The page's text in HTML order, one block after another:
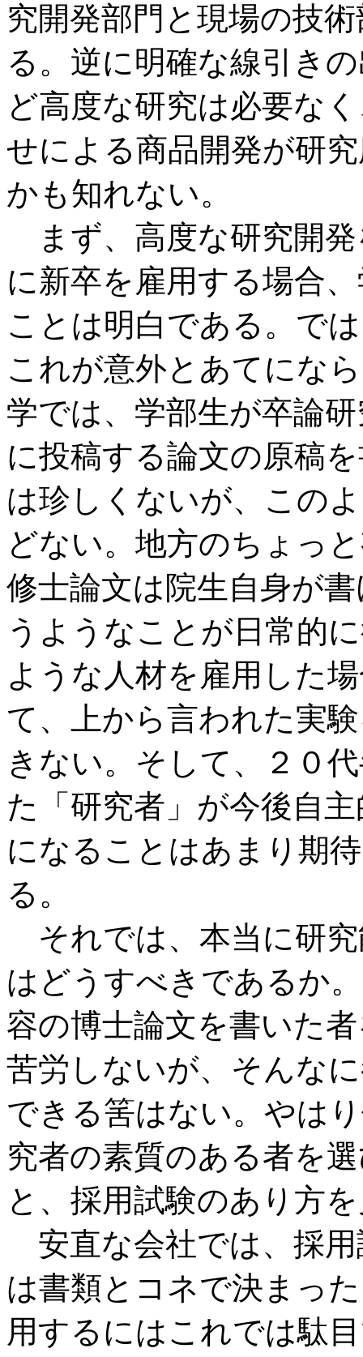
究開発部門と現場の技
る。逆に明確な線引き
ど高度な研究は必要な
せによる商品開発が研
かも知れない。
まず、高度な研究開
に新卒を雇用する場合
ことは明白である。で
これが意外とあてにな
学では、学部生が卒論
に投稿する論文の原稿
は珍しくないが、この
どない。地方のちょっ
修士論文は院生自身が
うようなことが日常的
ような人材を雇用した
て、上から言われた実
きない。そして、２０
た「研究者」が今後自
になることはあまり期
る。
それでは、本当に研
はどうすべきであるか
容の博士論文を書いた
苦労しないが、そんな
できる筈はない。やは
究者の素質のある者を
と、採用試験のあり方
安直な会社では、採
は書類とコネで決まっ
用するにはこれでは駄